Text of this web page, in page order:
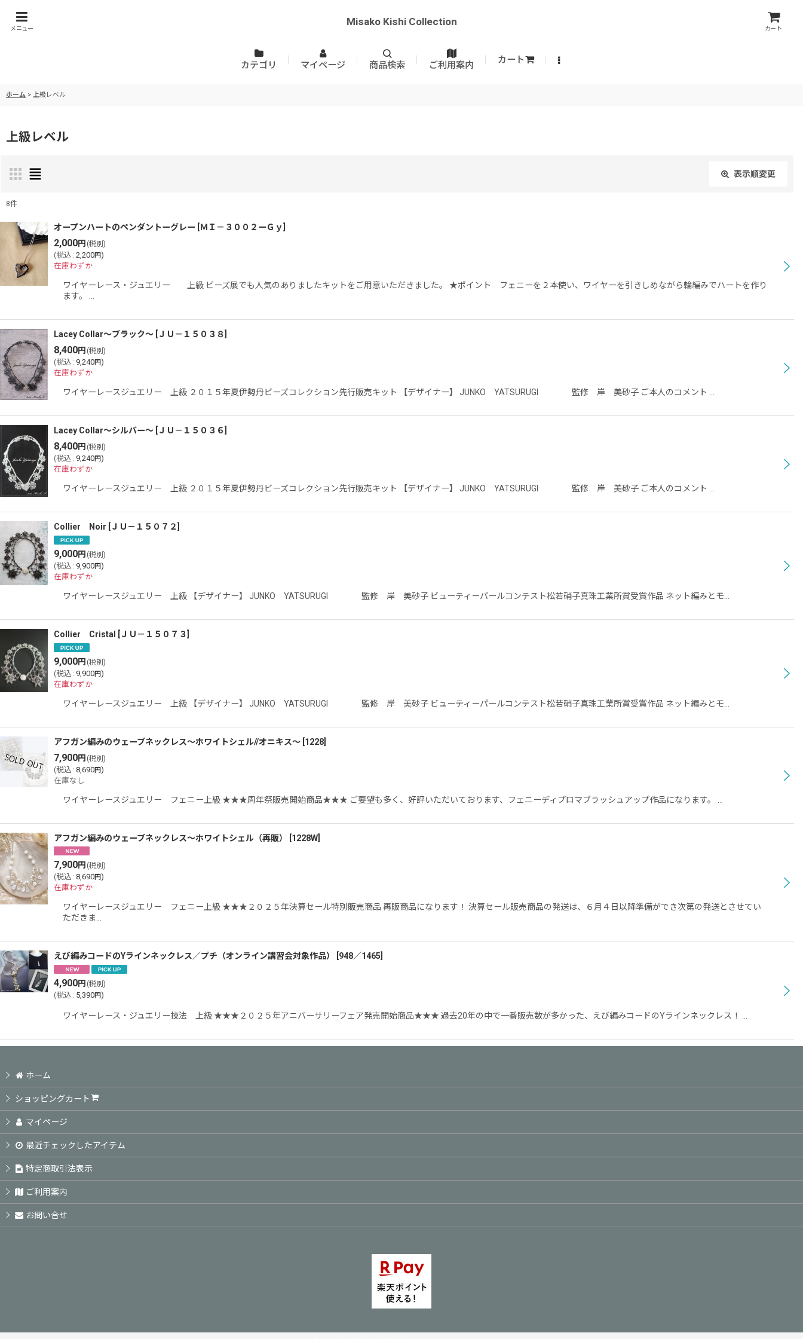
メニュー
Misako Kishi Collection
カート
カテゴリ マイページ 商品検索 ご利用案内
カート
ホーム > 上級レベル
上級レベル
表示順変更
表示数
並び順
8件
オープンハートのペンダントーグレー ＭＩ－３００２ーＧｙ
2,000円 (税別)
(税込 : 2,200円)
在庫わずか
ワイヤーレース・ジュエリー 上級 ビーズ展でも人気のありましたキットをご用意いただきました。 ★ポイント フェニーを２本使い、ワイヤーを引きしめながら輪編みでハートを作り
ます。 …
Lacey Collar〜ブラック〜 ＪＵ－１５０３８
8,400円 (税別)
(税込 : 9,240円)
在庫わずか
ワイヤーレースジュエリー 上級 ２０１５年夏伊勢丹ビーズコレクション先行販売キット 【デザイナー】 JUNKO YATSURUGI 監修 岸 美砂子 ご本人のコメント …
Lacey Collar〜シルバー〜 ＪＵ－１５０３６
8,400円 (税別)
(税込 : 9,240円)
在庫わずか
ワイヤーレースジュエリー 上級 ２０１５年夏伊勢丹ビーズコレクション先行販売キット 【デザイナー】 JUNKO YATSURUGI 監修 岸 美砂子 ご本人のコメント …
Collier Noir ＪＵ－１５０７２
9,000円 (税別)
(税込 : 9,900円)
在庫わずか
ワイヤーレースジュエリー 上級 【デザイナー】 JUNKO YATSURUGI 監修 岸 美砂子 ビューティーパールコンテスト松若硝子真珠工業所賞受賞作品 ネット編みとモ…
Collier Cristal ＪＵ－１５０７３
9,000円 (税別)
(税込 : 9,900円)
在庫わずか
ワイヤーレースジュエリー 上級 【デザイナー】 JUNKO YATSURUGI 監修 岸 美砂子 ビューティーパールコンテスト松若硝子真珠工業所賞受賞作品 ネット編みとモ…
アフガン編みのウェーブネックレス〜ホワイトシェル//オニキス〜 [1228]
7,900円 (税別)
(税込 : 8,690円)
在庫なし
ワイヤーレースジュエリー フェニー上級 ★★★周年祭販売開始商品★★★ ご要望も多く、好評いただいております、フェニーディプロマブラッシュアップ作品になります。 …
アフガン編みのウェーブネックレス〜ホワイトシェル（再販） [1228W]
7,900円 (税別)
(税込 : 8,690円)
在庫わずか
ワイヤーレースジュエリー フェニー上級 ★★★２０２５年決算セール特別販売商品 再販商品になります！ 決算セール販売商品の発送は、６月４日以降準備ができ次第の発送とさせてい
ただきま…
えび編みコードのYラインネックレス／プチ（オンライン講習会対象作品） 948／1465
4,900円 (税別)
(税込 : 5,390円)
ワイヤーレース・ジュエリー技法 上級 ★★★２０２５年アニバーサリーフェア発売開始商品★★★ 過去20年の中で一番販売数が多かった、えび編みコードのYラインネックレス！ …
ホーム
ショッピングカート
マイページ
最近チェックしたアイテム
特定商取引法表示
ご利用案内
お問い合せ